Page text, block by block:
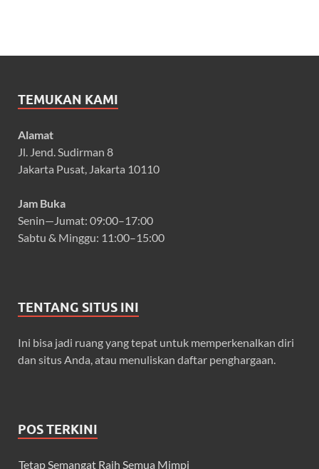
TEMUKAN KAMI
Alamat
Jl. Jend. Sudirman 8
Jakarta Pusat, Jakarta 10110
Jam Buka
Senin—Jumat: 09:00–17:00
Sabtu & Minggu: 11:00–15:00
TENTANG SITUS INI
Ini bisa jadi ruang yang tepat untuk memperkenalkan diri
dan situs Anda, atau menuliskan daftar penghargaan.
POS TERKINI
Tetap Semangat Raih Semua Mimpi